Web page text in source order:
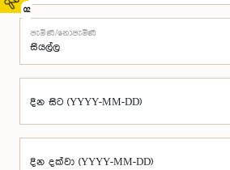
02
පැමිණි/නොපැමිණි
දින සිට (YYYY-MM-DD)
දින දක්වා (YYYY-MM-DD)